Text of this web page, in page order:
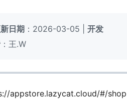
日期 ：2026-03-05 | 开发
：王.W
appstore.lazycat.cloud/#/shop